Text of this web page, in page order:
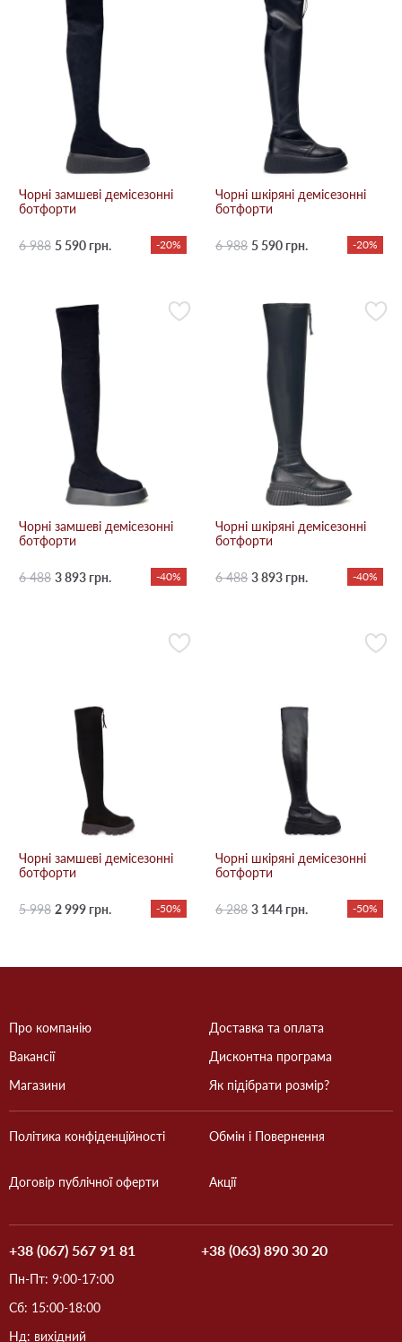
Чорні замшеві демісезонні
ботфорти
6 988 5 590 грн. -20%
Чорні шкіряні демісезонні
ботфорти
6 988 5 590 грн. -20%
Чорні замшеві демісезонні
ботфорти
6 488 3 893 грн. -40%
Чорні шкіряні демісезонні
ботфорти
6 488 3 893 грн. -40%
Чорні замшеві демісезонні
ботфорти
5 998 2 999 грн. -50%
Чорні шкіряні демісезонні
ботфорти
6 288 3 144 грн. -50%
Про компанію
Вакансії
Магазини
Доставка та оплата
Дисконтна програма
Як підібрати розмір?
Політика конфіденційності
Договір публічної оферти
Обмін і Повернення
Акції
+38 (067) 567 91 81 +38 (063) 890 30 20
Пн-Пт: 9:00-17:00
Сб: 15:00-18:00
Нд: вихідний